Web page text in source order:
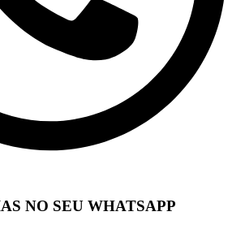
NO SEU WHATSAPP